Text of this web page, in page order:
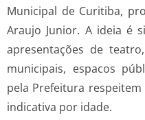
Municipal de Curitiba,
Araujo Junior. A ideia é
apresentações de
municipais, espacos
pela Prefeitura
indicativa por idade.